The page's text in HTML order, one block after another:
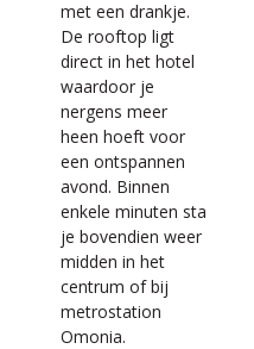
met een drankje.
De rooftop ligt
direct in het hotel
waardoor je
nergens meer
heen hoeft voor
een ontspannen
avond. Binnen
enkele minuten sta
je bovendien weer
midden in het
centrum of bij
metrostation
Omonia.